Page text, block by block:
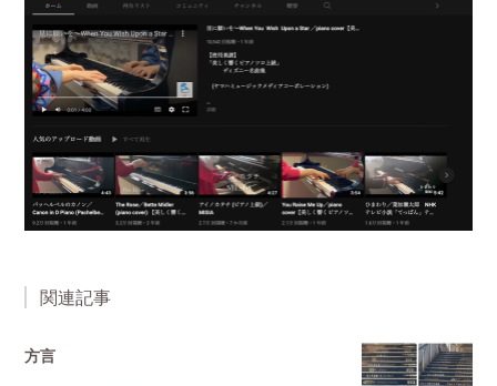
関連記事
方言